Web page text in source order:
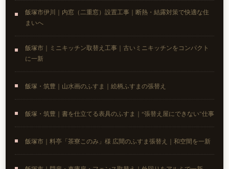
飯塚市伊川｜内窓（二重窓）設置工事｜断熱・結露対策で快適な住
まいへ
飯塚市｜ミニキッチン取替え工事｜古いミニキッチンをコンパクト
に一新
飯塚・筑豊｜山水画のふすま｜絵柄ふすまの張替え
飯塚・筑豊｜書を仕立てる表具のふすま｜“張替え屋にできない”仕事
飯塚市｜料亭「茶寮このみ」様 広間のふすま張替え｜和空間を一新